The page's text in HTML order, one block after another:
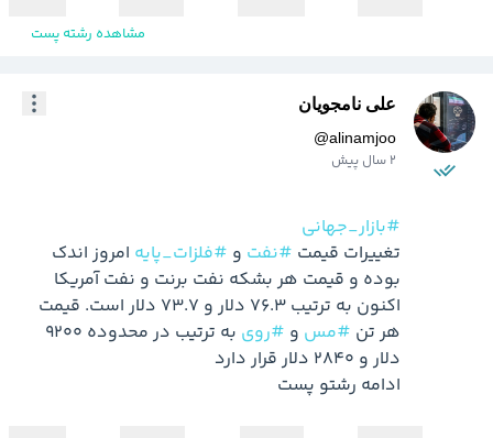
مشاهده رشته پست
علی نامجویان
@alinamjoo
2 سال پیش
#بازار_جهانی
تغییرات قیمت #نفت و #فلزات_پایه
هر تن #مس و #روی
ادامه رشتو پست